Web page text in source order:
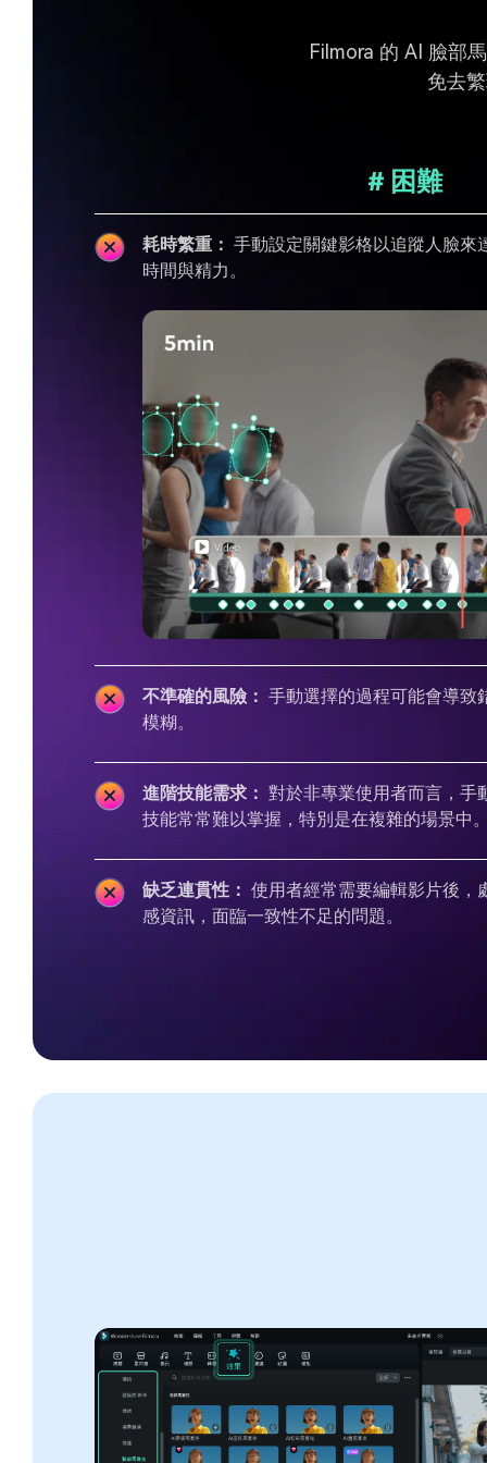
Filmora 的 AI 臉部
免去
# 困難
耗時繁重： 手動設定關鍵影格以追蹤人臉來
時間與精力。
不準確的風險： 手動選擇的過程可能會導致
模糊。
進階技能需求： 對於非專業使用者而言，手
技能常常難以掌握，特別是在複雜的場景中
缺乏連貫性： 使用者經常需要編輯影片後，
感資訊，面臨一致性不足的問題。